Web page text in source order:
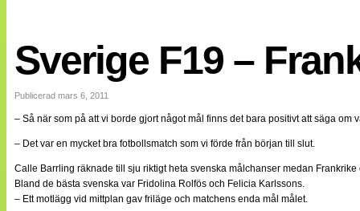
Landslaget
EM 2013
Internationellt
Bildreportage
Bloggar
Webb-TV
Cuper
Medlemsbilder
Till klubbkassan
Sverige F19 –
Publicerad mars 6, 2011
– Så när som på att vi borde gjort något mål finns det bara positivt att säga
– Det var en mycket bra fotbollsmatch som vi förde från början till slut.
Calle Barrling räknade till sju riktigt heta svenska målchanser medan
Bland de bästa svenska var Fridolina Rolfös och Felicia Karlssons.
– Ett motlägg vid mittplan gav friläge och matchens enda mål målet.